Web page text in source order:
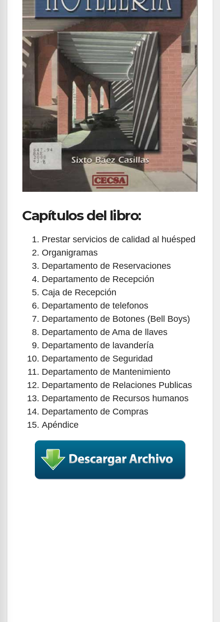
Capítulos del libro:
Prestar servicios de calidad al huésped
Organigramas
Departamento de Reservaciones
Departamento de Recepción
Caja de Recepción
Departamento de telefonos
Departamento de Botones (Bell Boys)
Departamento de Ama de llaves
Departamento de lavandería
Departamento de Seguridad
Departamento de Mantenimiento
Departamento de Relaciones Publicas
Departamento de Recursos humanos
Departamento de Compras
Apéndice